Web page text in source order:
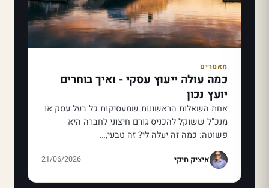
מאמרים
כמה עולה ייעוץ עסקי - ואיך בוחרים
יועץ נכון
אחת השאלות הראשונות שמעסיקות כל בעל עסק או
מנכ"ל ששוקל להכניס גורם חיצוני לחברה היא
פשוטה: כמה זה יעלה לי? זה טבעי,…
איציק חיקי 21/06/2026